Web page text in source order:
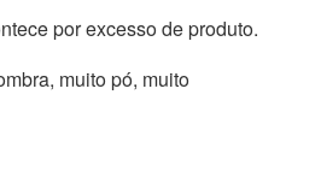
por excesso de produto.
muito pó, muito